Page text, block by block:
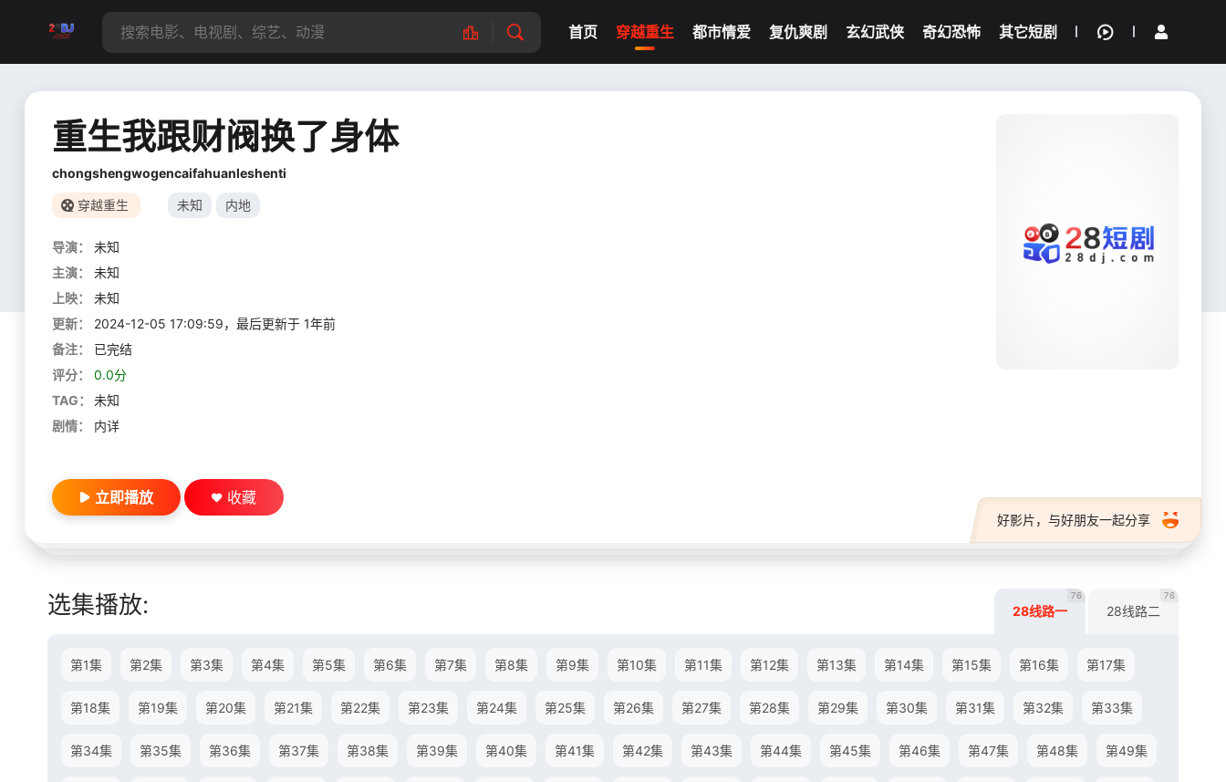
首页 穿越重生 都市情爱 复仇爽剧 玄幻武侠 奇幻恐怖 其它短剧
我的观影记录
重生我跟财阀换了身体
chongshengwogencaifahuanleshenti
穿越重生 未知 内地
导演：
未知
主演：
未知
上映：
未知
更新：
2024-12-05 17:09:59，最后更新于 1年前
备注：
已完结
评分：
0.0分
TAG：
未知
剧情：
内详
好影片，与好朋友一起分享
立即播放 收藏
选集播放: 28线路一
76
28线路二
76
第1集 第2集 第3集 第4集 第5集 第6集 第7集 第8集 第9集 第10集 第11集 第12集 第13集 第14集 第15集 第16集 第17集
第18集 第19集 第20集 第21集 第22集 第23集 第24集 第25集 第26集 第27集 第28集 第29集 第30集 第31集 第32集 第33集
第34集 第35集 第36集 第37集 第38集 第39集 第40集 第41集 第42集 第43集 第44集 第45集 第46集 第47集 第48集 第49集